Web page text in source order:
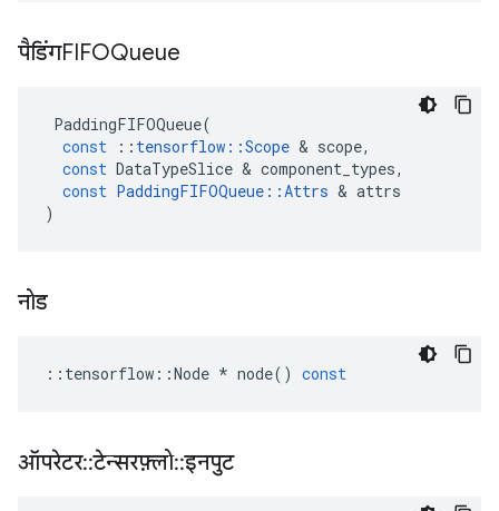
पैडिंगFIFOQueue
PaddingFIFOQueue(
const
:: tensorflow ::Scope & scope,
const DataTypeSlice & component_types,
const PaddingFIFOQueue ::Attrs & attrs
)
नोड
:: tensorflow ::Node * node() const
ऑपरेटर::टेन्सरफ़्लो::इनपुट